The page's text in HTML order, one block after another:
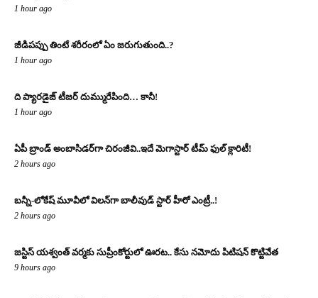
1 hour ago
జీడిపప్పు తింటే శరీరంలో ఏం జరుగుతుంది..?
1 hour ago
ది ప్యారడైజ్ టీజర్ దుమ్మురేపింది… కానీ!
1 hour ago
ఏపీ బ్రాండ్ అంబాసిడర్‌గా చిరంజీవి..ఇదే మెగాస్టార్ టీమ్ ఫుల్ క్లారిటీ!
2 hours ago
బన్నీ-లోకేష్ మూవీలో విలన్‌గా బాలీవుడ్ స్టార్ హీరో ఎంట్రీ..!
2 hours ago
జస్టిస్ యశ్వంత్ వర్మకు సుప్రీంకోర్టులో ఊరట.. కేసు నమోదు పిటిషన్ కొట్టివేత
9 hours ago